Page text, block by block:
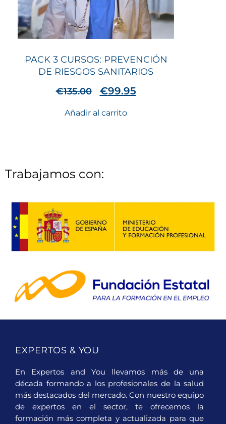
PACK 3 CURSOS: PREVENCIÓN
DE RIESGOS SANITARIOS
€135.00 €99.95
Añadir al carrito
Trabajamos con:
EXPERTOS & YOU
En Expertos and You llevamos más de una
década formando a los profesionales de la salud
más destacados del mercado. Con nuestro equipo
de expertos en el sector, te ofrecemos la
formación más completa y actualizada para que